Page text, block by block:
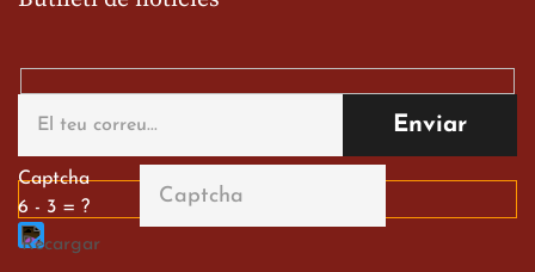
alumnes al Tortosa
English Festival
13 de març de 2026
Captcha
6 - 3 = ?